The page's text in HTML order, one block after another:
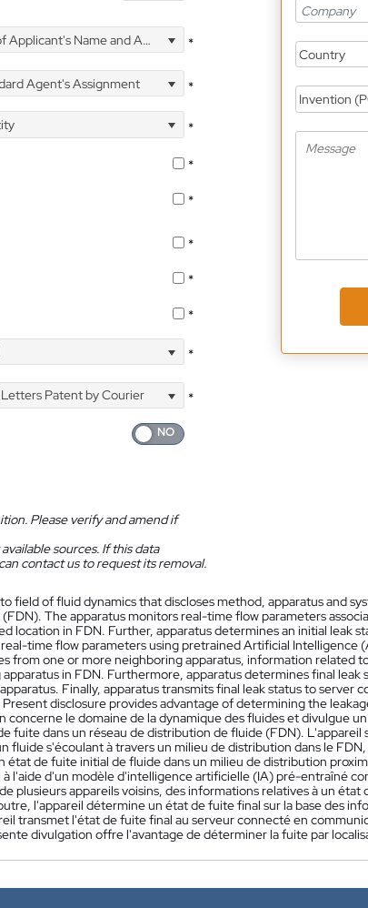
Name and Address *
Agent's Assignment
*
*
*
*
*
*
*
*
Patent by Courier
*
Please verify and amend if
sources. If this data
contact us to request its removal.
Country
Invention
field of fluid dynamics that discloses method, apparatus and
The apparatus monitors real-time flow parameters
location in FDN. Further, apparatus determines an initial leak
time flow parameters using pretrained Artificial Intelligence
from one or more neighboring apparatus, information related
in FDN. Furthermore, apparatus determines final leak
Finally, apparatus transmits final leak status to server
disclosure provides advantage of determining the
concerne le domaine de la dynamique des fluides et divulgue
fuite dans un réseau de distribution de fluide (FDN). L'appareil
fluide s'écoulant à travers un milieu de distribution dans le
de fuite initial de fluide dans un milieu de distribution
l'aide d'un modèle d'intelligence artificielle (IA) pré-entraîné
plusieurs appareils voisins, des informations relatives à un
l'appareil détermine un état de fuite final sur la base des
transmet l'état de fuite final au serveur connecté en
divulgation offre l'avantage de déterminer la fuite par